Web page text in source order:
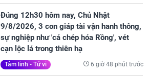
Đúng 12h30 hôm nay, Chủ Nhật
9/8/2026, 3 con giáp tài vận hanh thông,
sự nghiệp như 'cá chép hóa Rồng', vét
cạn lộc lá trong thiên hạ
Tâm linh - Tử vi 6 giờ 48 phút trước